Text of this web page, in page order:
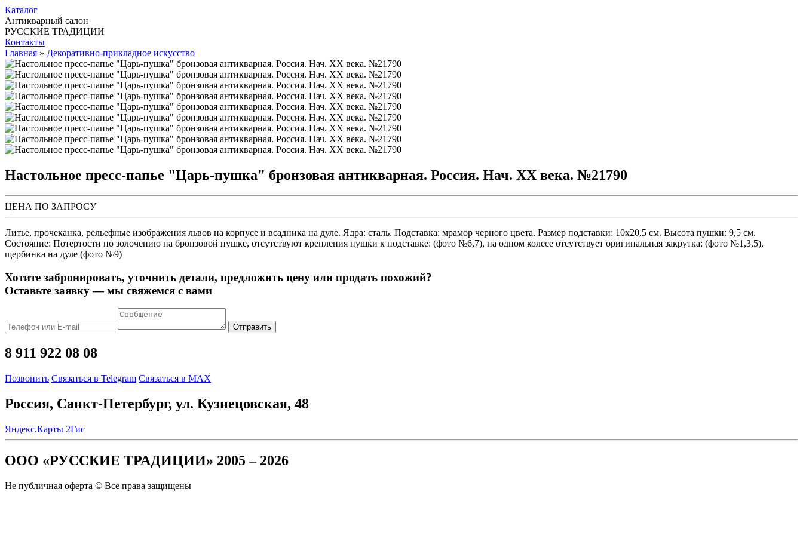
Каталог
Антикварный салон
РУССКИЕ ТРАДИЦИИ
Контакты
Главная » Декоративно-прикладное искусство
Настольное пресс-папье "Царь-пушка" бронзовая антикварная. Россия. Нач. ХХ века. №21790
ЦЕНА ПО ЗАПРОСУ
Литье, прочеканка, рельефные изображения львов на корпусе и всадника на дуле. Ядра: сталь. Подставка: мрамор черного цвета. Размер подставки: 10х20,5 см. Высота пушки: 9,5 см.
Состояние: Потертости по золочению на бронзовой пушке, отсутствуют крепления пушки к подставке: (фото №6,7), на одном колесе отсутствует оригинальная закрутка: (фото №1,3,5),
щербинка на дуле (фото №9)
Хотите забронировать, уточнить детали, предложить цену или продать похожий?
Оставьте заявку — мы свяжемся с вами
Отправить
8 911 922 08 08
Позвонить Связаться в Telegram Связаться в MAX
Россия, Санкт-Петербург, ул. Кузнецовская, 48
Яндекс.Карты 2Гис
ООО «РУССКИЕ ТРАДИЦИИ» 2005 – 2026
Не публичная оферта © Все права защищены